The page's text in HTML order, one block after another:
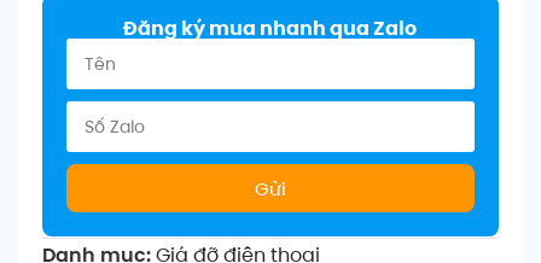
Đăng ký mua nhanh qua Zalo
Gửi
Danh mục:Giá đỡ điện thoại